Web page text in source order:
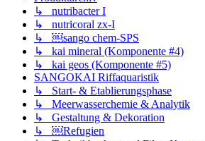
↳ nutribacter I
↳ nutricoral zx-I
↳ ￼sango chem-SPS
↳ kai mineral (Komponente #4)
↳ kai geos (Komponente #5)
SANGOKAI Riffaquaristik
↳ Start- & Etablierungsphase
↳ Meerwasserchemie & Analytik
↳ Gestaltung & Dekoration
↳ ￼Refugien